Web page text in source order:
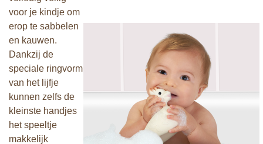
voor je kindje om
erop te sabbelen
en kauwen.
Dankzij de
speciale ringvorm
van het lijfje
kunnen zelfs de
kleinste handjes
het speeltje
makkelijk